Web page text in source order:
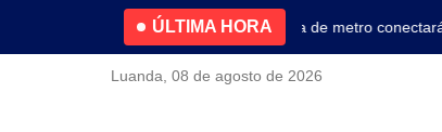
ÚLTIMA HORA
4.2% no primeiro trimestreNova linha de metro conectará
Luanda, 08 de agosto de 2026